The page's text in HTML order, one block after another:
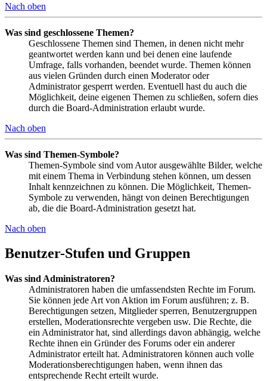
Nach oben
Was sind geschlossene Themen?
Geschlossene Themen sind Themen, in denen nicht mehr
geantwortet werden kann und bei denen eine laufende
Umfrage, falls vorhanden, beendet wurde. Themen können
aus vielen Gründen durch einen Moderator oder
Administrator gesperrt werden. Eventuell hast du auch die
Möglichkeit, deine eigenen Themen zu schließen, sofern dies
durch die Board-Administration erlaubt wurde.
Nach oben
Was sind Themen-Symbole?
Themen-Symbole sind vom Autor ausgewählte Bilder, welche
mit einem Thema in Verbindung stehen können, um dessen
Inhalt kennzeichnen zu können. Die Möglichkeit, Themen-
Symbole zu verwenden, hängt von deinen Berechtigungen
ab, die die Board-Administration gesetzt hat.
Nach oben
Benutzer-Stufen und Gruppen
Was sind Administratoren?
Administratoren haben die umfassendsten Rechte im Forum.
Sie können jede Art von Aktion im Forum ausführen; z. B.
Berechtigungen setzen, Mitglieder sperren, Benutzergruppen
erstellen, Moderationsrechte vergeben usw. Die Rechte, die
ein Administrator hat, sind allerdings davon abhängig, welche
Rechte ihnen ein Gründer des Forums oder ein anderer
Administrator erteilt hat. Administratoren können auch volle
Moderationsberechtigungen haben, wenn ihnen das
entsprechende Recht erteilt wurde.